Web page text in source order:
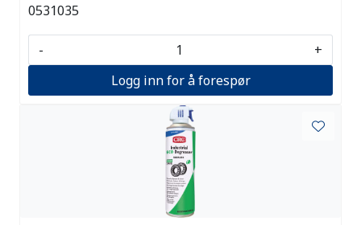
0531035
-
+
Logg inn for å forespør